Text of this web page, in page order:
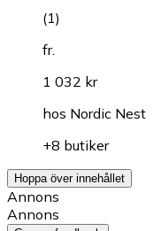
(1)
fr.
1 032 kr
hos Nordic Nest
+8 butiker
Hoppa över innehållet
Annons
Annons